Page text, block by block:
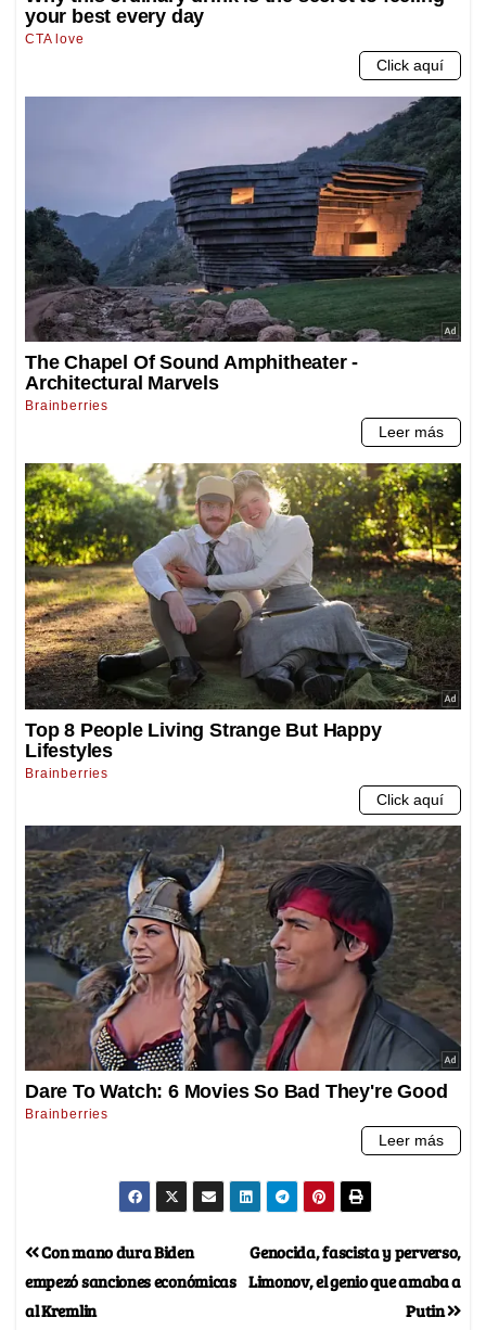
Genocida, fascista y perverso,
Limonov, el genio que amaba a
Putin
Con mano dura Biden
empezó sanciones económicas
al Kremlin